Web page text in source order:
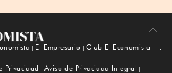
Subir
El Empresario
Club El Economista
Privacidad
Aviso de Privacidad Integral